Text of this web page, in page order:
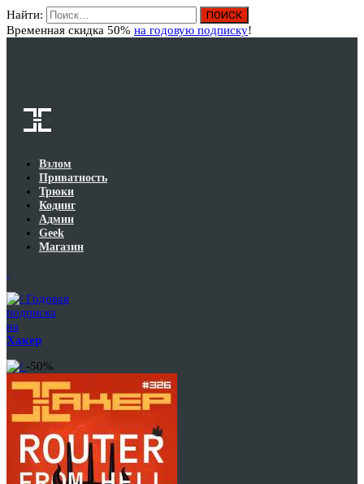
Найти:
Временная скидка 50% на годовую подписку!
Взлом
Приватность
Трюки
Кодинг
Админ
Geek
Магазин
Годовая
подписка
на
Хакер
-50%